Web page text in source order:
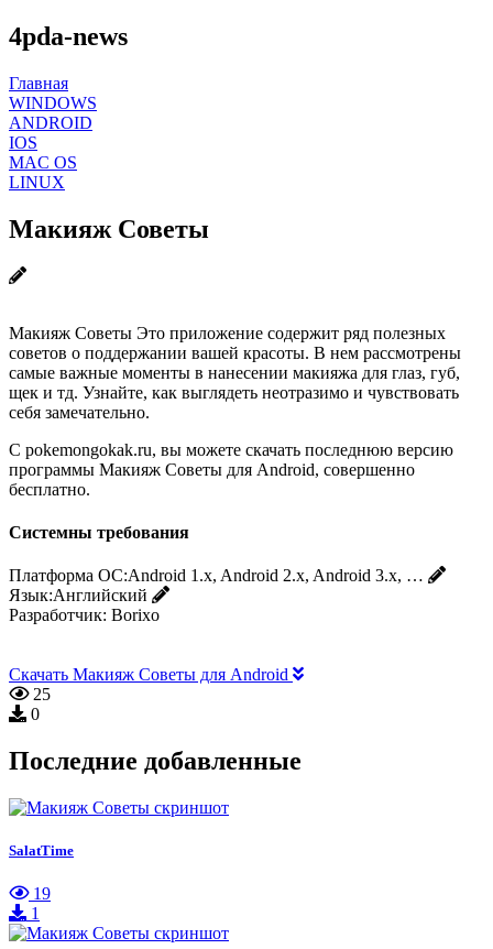
4pda-news
Главная
WINDOWS
ANDROID
IOS
MAC OS
LINUX
Макияж Советы
Макияж Советы Это приложение содержит ряд полезных
советов о поддержании вашей красоты. В нем рассмотрены
самые важные моменты в нанесении макияжа для глаз, губ,
щек и тд. Узнайте, как выглядеть неотразимо и чувствовать
себя замечательно.
С pokemongokak.ru, вы можете скачать последнюю версию
программы Макияж Советы для Android, совершенно
бесплатно.
Системны требования
Платформа ОС:Android 1.x, Android 2.x, Android 3.x, …
Язык:Английский
Разработчик: Borixo
Скачать Макияж Советы для Android
25
0
Последние добавленные
SalatTime
19
1